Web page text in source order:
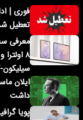
تعطیل
داشت
پویا